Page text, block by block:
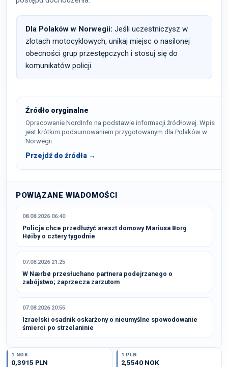
Dla Polaków w Norwegii: Jeśli uczestniczysz w
zlotach motocyklowych, unikaj miejsc o nasilonej
obecności grup przestępczych i stosuj się do
komunikatów policji.
Źródło oryginalne
Opracowanie NordInfo na podstawie informacji źródłowej. Wpis
jest krótkim podsumowaniem przygotowanym dla Polaków w
Norwegii.
Przejdź do źródła →
POWIĄZANE WIADOMOŚCI
08.08.2026 06:40
Policja chce przedłużyć areszt domowy Mariusa Borg
Høiby o cztery tygodnie
07.08.2026 21:25
W Nærbø przesłuchano partnera podejrzanego o
zabójstwo; zaprzecza zarzutom
07.08.2026 20:55
Izraelski osadnik oskarżony o nieumyślne spowodowanie
śmierci po strzelaninie
1 NOK
0,3915 PLN
1 PLN
2,5540 NOK